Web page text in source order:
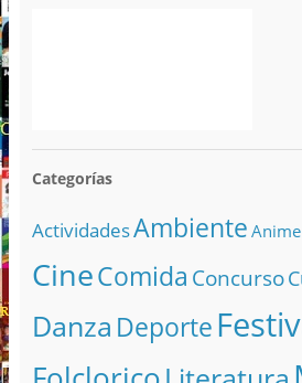
Categorías
ActividadesAmbiente Anime
CineComida Concurso
Danza Deporte